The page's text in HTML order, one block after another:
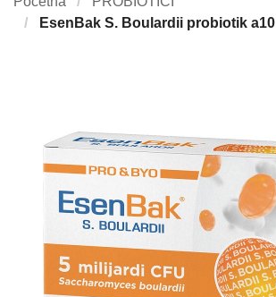
EsenBak S. Boulardii probiotik a10